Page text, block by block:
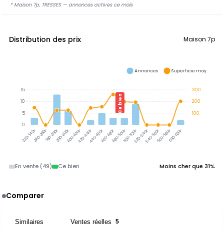
* Maison 7p, TRESSES — annonces actives ce mois
Distribution des prix Maison 7p
320-340k340-360k360-380k380-400k400-420k420-440k440-460k460-480k480-500k500-520k520-540k540-560k560-580k580-600k
Ce bien
300
200
100
15
10
5
0
Annonces Superficie moy.
En vente (49) Ce bien Moins cher que 31%
Comparer
Similaires Ventes réelles 5